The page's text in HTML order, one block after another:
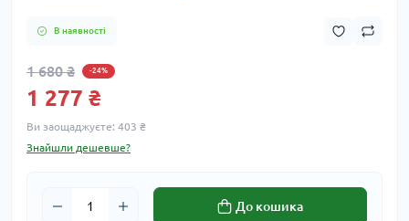
В наявності
1 680 ₴ -24%
1 277 ₴
Ви заощаджуєте: 403 ₴
Знайшли дешевше?
До кошика